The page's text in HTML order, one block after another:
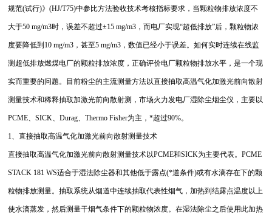
规范(试行)》(HJ/T75)中参比方法验收技术考核指标要求，当颗粒物排放浓度不
大于50 mg/m3时，误差不超过±15 mg/m3，而电厂实现“超低排放”后，颗粒物浓
度要降低到10 mg/m3，甚至5 mg/m3，数值已经小于误差。如何实时连续在线监
测超低排放燃煤电厂的颗粒排放浓度，正确评价电厂颗粒物排放水平，是一个现
实而重要的问题。目前粉尘的主流测量方法以直接抽取高温气化加激光前向散射
测量技术和稀释抽取加激光前向散射测，市场火力发电厂湿除尘烟尘仪，主要以
PCME、SICK、Durag、Thermo Fisher为主，*超过90%。
1、直接抽取高温气化加激光前向散射测量技术
直接抽取高温气化加激光前向散射测量技术以PCME和SICK为主要代表。PCME
STACK 181 WS适合于湿法除尘器和其他低于露点(*道条件)或有水滴存在下的颗
粒物排放测量。抽取系统从烟道中连续抽取代表性烟气，加热到结露点温度以上
使水滴蒸发，然后测量干烟气条件下的颗粒物浓度。在湿法除尘之后使用此加热